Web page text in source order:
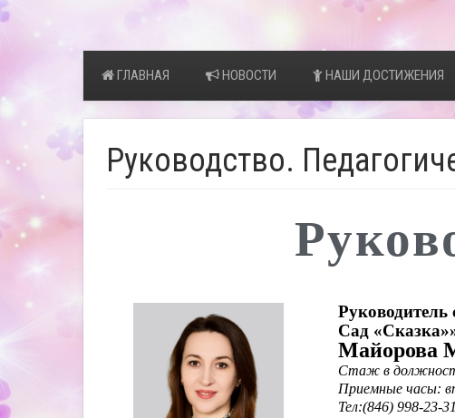
ГЛАВНАЯ НОВОСТИ НАШИ ДОСТИЖЕНИЯ
Руководство.
Руководитель
Сад
Майорова
Стаж в
Приемные часы:
Тел:(846) 998-23-31